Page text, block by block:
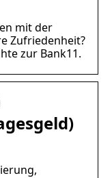
mit der
Zufriedenheit?
zur Bank11.